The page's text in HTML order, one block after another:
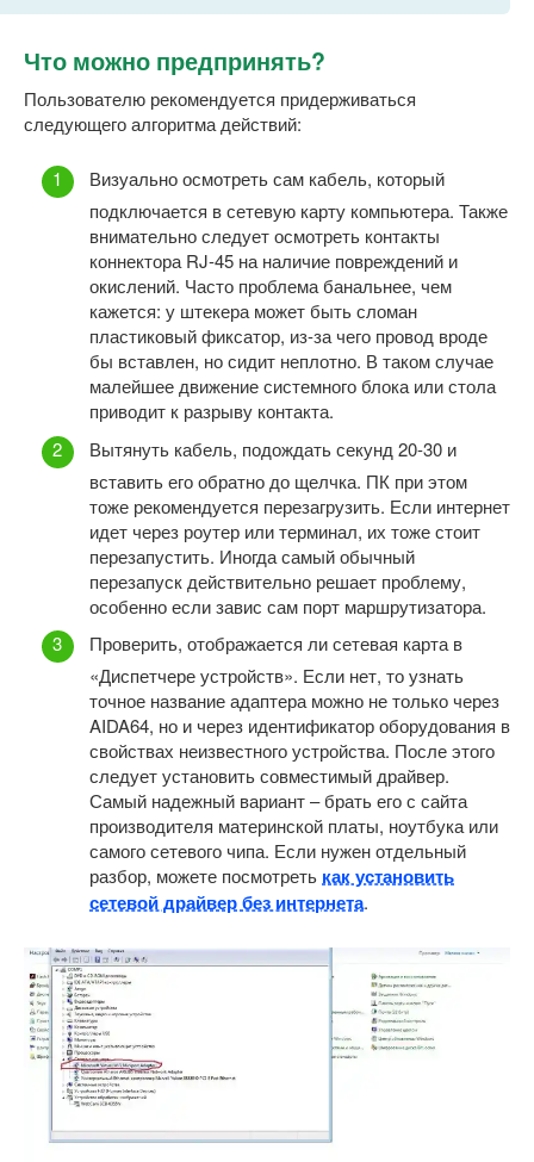
Что можно предпринять?
Пользователю рекомендуется придерживаться
следующего алгоритма действий:
Визуально осмотреть сам кабель, который
подключается в сетевую карту компьютера. Также
внимательно следует осмотреть контакты
коннектора RJ-45 на наличие повреждений и
окислений. Часто проблема банальнее, чем
кажется: у штекера может быть сломан
пластиковый фиксатор, из-за чего провод вроде
бы вставлен, но сидит неплотно. В таком случае
малейшее движение системного блока или стола
приводит к разрыву контакта.
Вытянуть кабель, подождать секунд 20-30 и
вставить его обратно до щелчка. ПК при этом
тоже рекомендуется перезагрузить. Если интернет
идет через роутер или терминал, их тоже стоит
перезапустить. Иногда самый обычный
перезапуск действительно решает проблему,
особенно если завис сам порт маршрутизатора.
Проверить, отображается ли сетевая карта в
«Диспетчере устройств». Если нет, то узнать
точное название адаптера можно не только через
AIDA64, но и через идентификатор оборудования в
свойствах неизвестного устройства. После этого
следует установить совместимый драйвер.
Самый надежный вариант – брать его с сайта
производителя материнской платы, ноутбука или
самого сетевого чипа. Если нужен отдельный
разбор, можете посмотреть как установить
сетевой драйвер без интернета.